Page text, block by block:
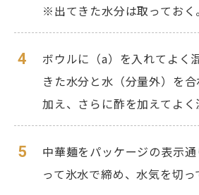
※出てきた水分は取っておく。
4
ボウルに（a）を入れてよく
きた水分と水（分量外）を
加え、さらに酢を加えてよく
5
中華麺をパッケージの表示
って氷水で締め、水気を切っ